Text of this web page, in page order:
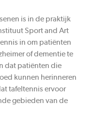
is in de praktijk
Sport and Art
in om patiënten
of dementie te
dat patiënten die
kunnen herinneren
tafeltennis ervoor
gebieden van de